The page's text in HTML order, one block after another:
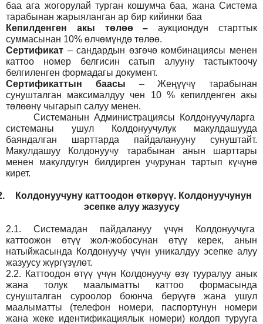
баа ага жогорулай турган кошумча баа, жана Система
тарабынан жарыяланган ар бир кийинки баа
Кепилденген акы төлөө
–аукциондун старттык
суммасынан 10% өлчөмүндө төлөө.
Сертификат – сандардын өзгөчө комбинациясы менен
каттоо номер белгисин сатып алууну тастыктоочу
белгиленген формадагы документ.
Сертификаттын баасы – Жеңүүчү тарабынан
сунушталган максималдуу чен 10 % кепилденген акы
төлөөнү чыгарып салуу менен.
СистеманынАдминистрациясы Колдонуучуларга
системаны ушул Колдонуучулук макулдашууда
баяндалган шарттарда пайдаланууну сунуштайт.
Макулдашуу Колдонуучу тарабынан анын шарттары
менен макулдугун билдирген учурунан тартып күчүнө
кирет.
Колдонуучуну каттоодон өткөрүү. Колдонуучунун
эсепке алуу жазуусу
2.1.
Системадан пайдалануу үчүн Колдонуучуга
каттоожон өтүү жол-жобосунан өтүү керек, анын
натыйжасында Колдонуучу үчүн уникалдуу эсепке алуу
жазуусу жүргүзүлөт.
2.2. Каттоодон өтүү үчүн Колдонуучу өзү тууралуу анык
жана толук маалыматты каттоо формасында
сунушталган суроолор боюнча берүүгө жана ушул
маалыматты (телефон номери, паспортунун номери
жана жеке идентификациялык номери) колдоп турууга